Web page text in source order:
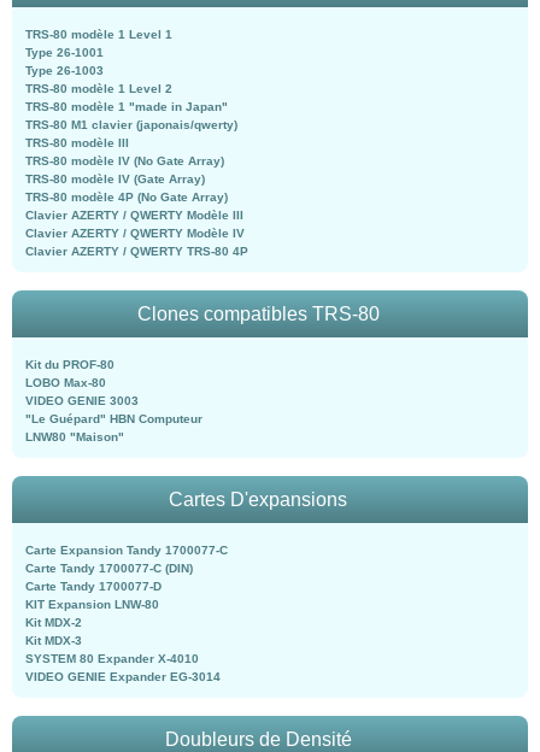
TRS-80 modèle 1 Level 1
Type 26-1001
Type 26-1003
TRS-80 modèle 1 Level 2
TRS-80 modèle 1 "made in Japan"
TRS-80 M1 clavier (japonais/qwerty)
TRS-80 modèle III
TRS-80 modèle IV (No Gate Array)
TRS-80 modèle IV (Gate Array)
TRS-80 modèle 4P (No Gate Array)
Clavier AZERTY / QWERTY Modèle III
Clavier AZERTY / QWERTY Modèle IV
Clavier AZERTY / QWERTY TRS-80 4P
Clones compatibles TRS-80
Kit du PROF-80
LOBO Max-80
VIDEO GENIE 3003
"Le Guépard" HBN Computeur
LNW80 "Maison"
Cartes D'expansions
Carte Expansion Tandy 1700077-C
Carte Tandy 1700077-C (DIN)
Carte Tandy 1700077-D
KIT Expansion LNW-80
Kit MDX-2
Kit MDX-3
SYSTEM 80 Expander X-4010
VIDEO GENIE Expander EG-3014
Doubleurs de Densité